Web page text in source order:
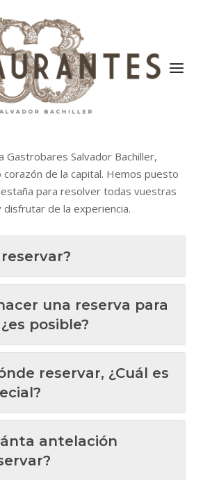
Menú
Gastrobares Salvador Bachiller,
corazón de la capital. Hemos puesto
para resolver todas vuestras
disfrutar de la experiencia.
una reserva para
posible?
reservar, ¿Cuál es
antelación